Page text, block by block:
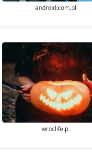
android.com.pl
wroclife.pl